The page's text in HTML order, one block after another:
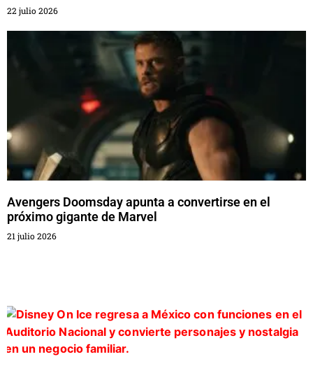
22 julio 2026
Avengers Doomsday apunta a convertirse en el
próximo gigante de Marvel
21 julio 2026